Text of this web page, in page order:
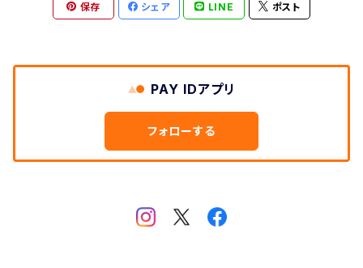
タマムシ
PP加工
あり
印刷
オフセット
保存 シェア LINE ポスト
PAY IDアプリ
フォローする